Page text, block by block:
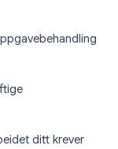
ditt krever